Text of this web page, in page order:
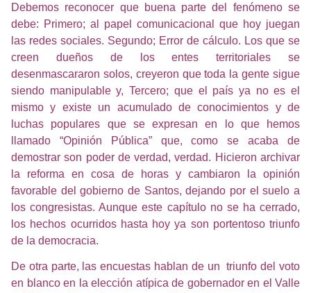
Debemos reconocer que buena parte del fenómeno se
debe: Primero; al papel comunicacional que hoy juegan
las redes sociales. Segundo; Error de cálculo. Los que se
creen dueños de los entes territoriales se
desenmascararon solos, creyeron que toda la gente sigue
siendo manipulable y, Tercero; que el país ya no es el
mismo y existe un acumulado de conocimientos y de
luchas populares que se expresan en lo que hemos
llamado “Opinión Pública” que, como se acaba de
demostrar son poder de verdad, verdad. Hicieron archivar
la reforma en cosa de horas y cambiaron la opinión
favorable del gobierno de Santos, dejando por el suelo a
los congresistas. Aunque este capítulo no se ha cerrado,
los hechos ocurridos hasta hoy ya son portentoso triunfo
de la democracia.
De otra parte, las encuestas hablan de un triunfo del voto
en blanco en la elección atípica de gobernador en el Valle